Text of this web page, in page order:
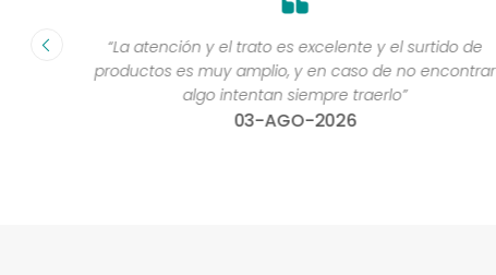
”
“La atención y el trato es excelente y el surtido de
productos es muy amplio, y en caso de no encontrar
algo intentan siempre traerlo”
03-AGO-2026